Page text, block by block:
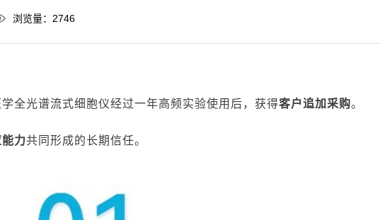
浏览量：2746
全光谱流式细胞仪经过一年高频实验使用后，获得客户追加采购。
力共同形成的长期信任。